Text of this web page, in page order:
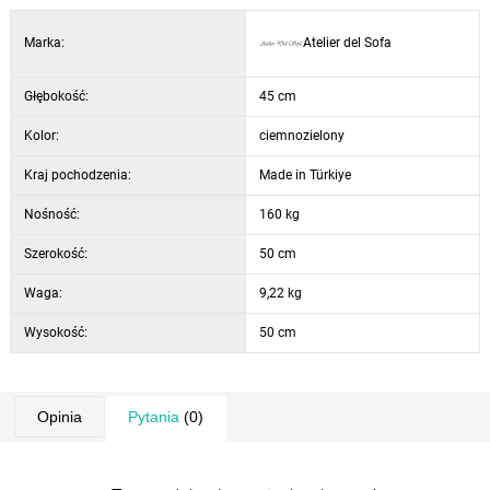
Marka: Atelier del Sofa
Głębokość: 45 cm
Kolor: ciemnozielony
Kraj pochodzenia: Made in Türkiye
Nośność: 160 kg
Szerokość: 50 cm
Waga: 9,22 kg
Wysokość: 50 cm
Opinia Pytania (0)